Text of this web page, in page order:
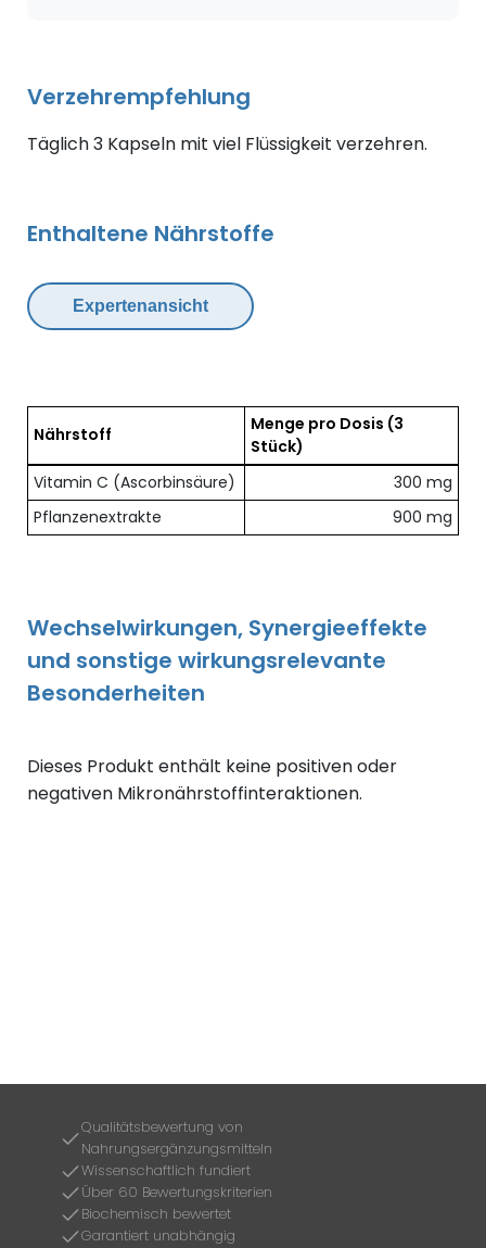
Verzehrempfehlung
Täglich 3 Kapseln mit viel Flüssigkeit verzehren.
Enthaltene Nährstoffe
Expertenansicht
Übersicht der enthaltenen Nährstoffe pro Dosis
Nährstoff Menge pro Dosis (3
Stück)
Vitamin C (Ascorbinsäure)
300 mg
Pflanzenextrakte
900 mg
Wechselwirkungen, Synergieeffekte
und sonstige wirkungsrelevante
Besonderheiten
Dieses Produkt enthält keine positiven oder
negativen Mikronährstoffinteraktionen.
Qualitätsbewertung von
Nahrungsergänzungsmitteln
Wissenschaftlich fundiert
Über 60 Bewertungskriterien
Biochemisch bewertet
Garantiert unabhängig